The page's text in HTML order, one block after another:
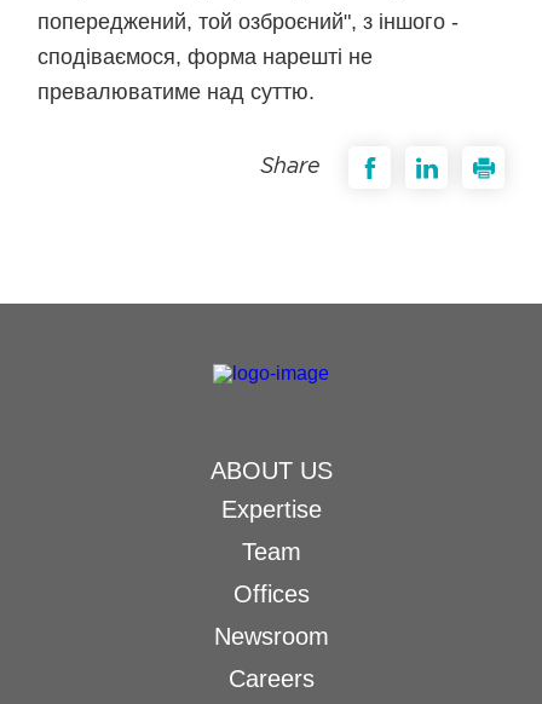
попереджений, той озброєний", з іншого -
сподіваємося, форма нарешті не
превалюватиме над суттю.
Share
ABOUT US
Expertise
Team
Offices
Newsroom
Careers